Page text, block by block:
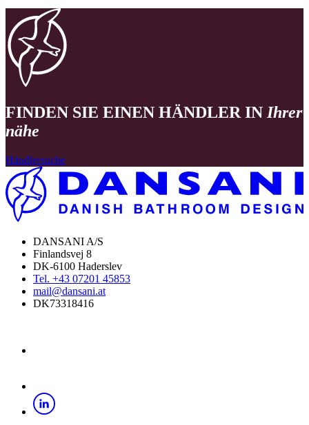
FINDEN SIE EINEN HÄNDLER IN Ihrer
nähe
Händlersuche
DANSANI A/S
Finlandsvej 8
DK-6100 Haderslev
Tel. +43 07201 45853
mail@dansani.at
DK73318416